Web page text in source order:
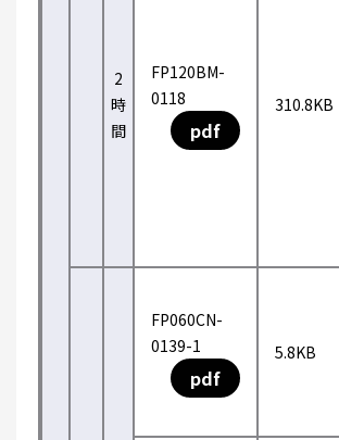
2
時
間
FP120BM-
0118
pdf
310.8KB
FP060CN-
0139-1
pdf
5.8KB